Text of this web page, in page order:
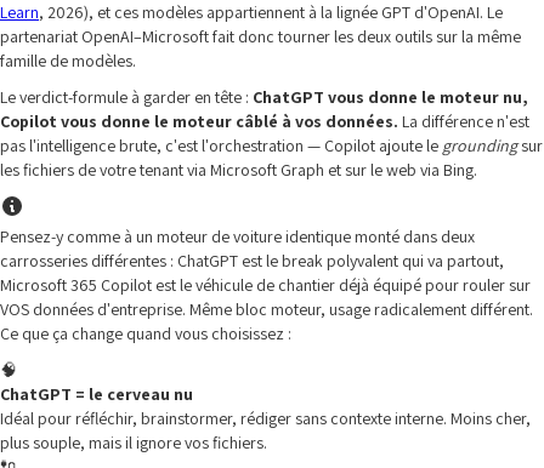
Learn, 2026), et ces modèles appartiennent à la lignée GPT d'OpenAI. Le
partenariat OpenAI–Microsoft fait donc tourner les deux outils sur la même
famille de modèles.
Le verdict-formule à garder en tête : ChatGPT vous donne le moteur nu,
Copilot vous donne le moteur câblé à vos données. La différence n'est
pas l'intelligence brute, c'est l'orchestration — Copilot ajoute le groundingsur
les fichiers de votre tenant via Microsoft Graph et sur le web via Bing.
Pensez-y comme à un moteur de voiture identique monté dans deux
carrosseries différentes : ChatGPT est le break polyvalent qui va partout,
Microsoft 365 Copilot est le véhicule de chantier déjà équipé pour rouler sur
VOS données d'entreprise. Même bloc moteur, usage radicalement différent.
Ce que ça change quand vous choisissez :
🧠
ChatGPT = le cerveau nu
Idéal pour réfléchir, brainstormer, rédiger sans contexte interne. Moins cher,
plus souple, mais il ignore vos fichiers.